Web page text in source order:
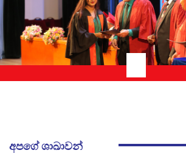
අපගේ ශාඛාවන්